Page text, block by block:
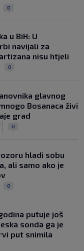
0
u BiH: U
navijali za
nisu htjeli
0
glavnog
Bosanaca živi
grad
0
hladi sobu
ali samo ako je
0
putuje još
sonda ga je
put snimila